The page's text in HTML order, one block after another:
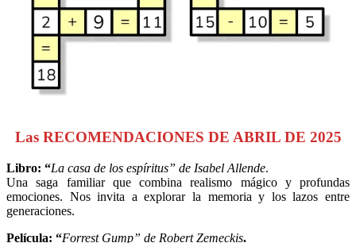
Las RECOMENDACIONES DE ABRIL DE 2025
Libro: “La casa de los espíritus” de Isabel Allende.
Una saga familiar que combina realismo mágico y profundas
emociones. Nos invita a explorar la memoria y los lazos entre
generaciones.
Película: “Forrest Gump” de Robert Zemeckis.